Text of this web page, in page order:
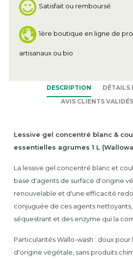
Satisfait ou remboursé
1ère boutique en ligne de
artisanaux ou bio
DESCRIPTION
DÉTAILS
AVIS CLIENTS VALIDÉS
Lessive gel concentré blanc &
essentielles agrumes 1 L
La lessive gel concentré blanc et
base d'agents de surface d'origine
renouvelable et d'une efficacité
conjuguée de ces agents
séquestrant et des enzyme qui la
Particularités Wallo-wash : doux
d'origine végétale, sans produits